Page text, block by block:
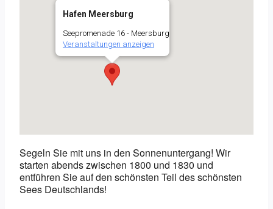
Hafen Meersburg
Seepromenade 16 - Meersburg
Veranstaltungen anzeigen
Segeln Sie mit uns in den Sonnenuntergang! Wir
starten abends zwischen 1800 und 1830 und
entführen Sie auf den schönsten Teil des schönsten
Sees Deutschlands!